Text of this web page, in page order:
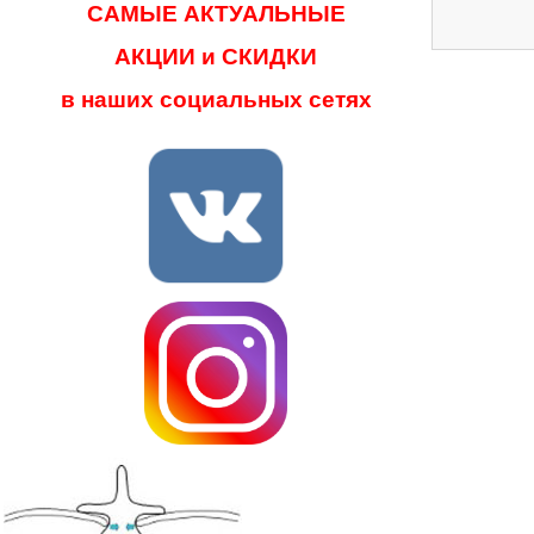
САМЫЕ АКТУАЛЬНЫЕ
АКЦИИ и СКИДКИ
в наших социальных сетях